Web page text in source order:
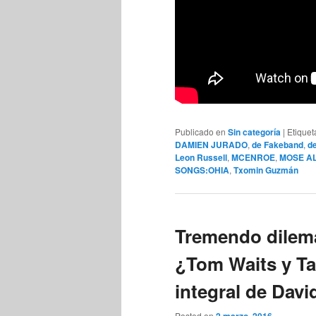
Publicado en Sin categoría |
DAMIEN JURADO, de Fakeband,
Leon Russell, MCENROE, MOSE
SONGS:OHIA, Txomin Guzmán
Tremendo
¿Tom Waits y
integral de